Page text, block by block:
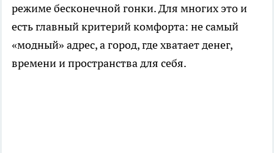
режиме бесконечной гонки. Для многих это и
есть главный критерий комфорта: не самый
«модный» адрес, а город, где хватает денег,
времени и пространства для себя.